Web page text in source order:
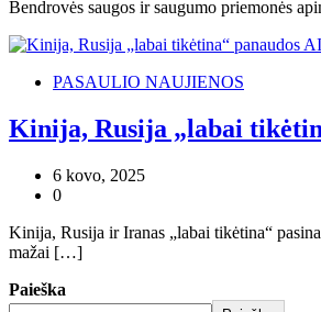
Bendrovės saugos ir saugumo priemonės
PASAULIO NAUJIENOS
Kinija, Rusija „labai
6 kovo, 2025
0
Kinija, Rusija ir Iranas „labai tikėtina“
mažai […]
Paieška